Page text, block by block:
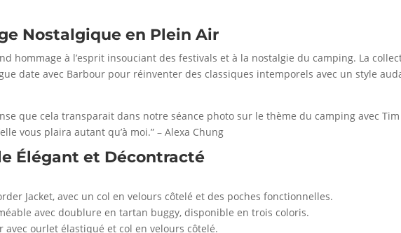
Nostalgique en Plein Air
hommage à l’esprit insouciant des festivals et à la nostalgie du camping. La
date avec Barbour pour réinventer des classiques intemporels avec un style
que cela transparait dans notre séance photo sur le thème du camping avec Tim
vous plaira autant qu’à moi.” – Alexa Chung
Élégant et Décontracté
Jacket, avec un col en velours côtelé et des poches fonctionnelles.
avec doublure en tartan buggy, disponible en trois coloris.
avec ourlet élastiqué et col en velours côtelé.